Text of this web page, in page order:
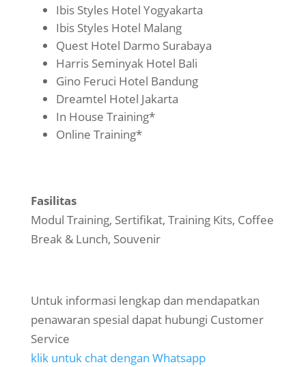
Ibis Styles Hotel Yogyakarta
Ibis Styles Hotel Malang
Quest Hotel Darmo Surabaya
Harris Seminyak Hotel Bali
Gino Feruci Hotel Bandung
Dreamtel Hotel Jakarta
In House Training*
Online Training*
Fasilitas
Modul Training, Sertifikat, Training Kits, Coffee
Break & Lunch, Souvenir
Untuk informasi lengkap dan mendapatkan
penawaran spesial dapat hubungi Customer
Service
klik untuk chat dengan Whatsapp